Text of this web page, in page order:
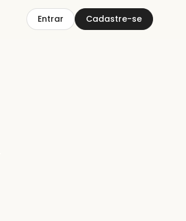
Entrar Cadastre-se